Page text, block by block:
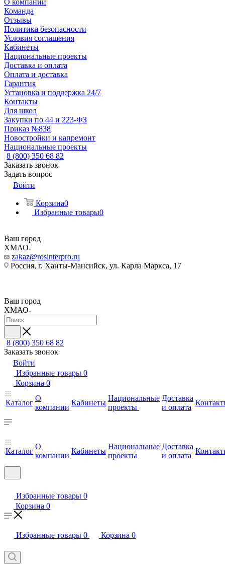
О компании
Команда
Отзывы
Политика безопасности
Условия соглашения
Кабинеты
Национальные проекты
Доставка и оплата
Оплата и доставка
Гарантия
Установка и поддержка 24/7
Контакты
Для школ
Закупки по 44 и 223-ФЗ
Приказ №838
Новостройки и капремонт
Национальные проекты
8 (800) 350 68 82
Заказать звонок
Задать вопрос
Войти
Корзина0
Избранные товары0
Ваш город
ХМАО
zakaz@rosinterpro.ru
Россия, г. Ханты-Мансийск, ул. Карла Маркса, 17
Ваш город
ХМАО
8 (800) 350 68 82
Заказать звонок
Войти
Избранные товары 0
Корзина 0
Каталог
О
компании
Кабинеты
Национальные
проекты
Доставка
и оплата
Каталог
О
компании
Кабинеты
Национальные
проекты
Доставка
и оплата
Избранные товары 0
Корзина 0
Избранные товары 0 Корзина 0